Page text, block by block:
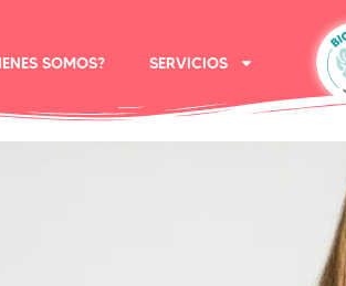
SOMOS? SERVICIOS